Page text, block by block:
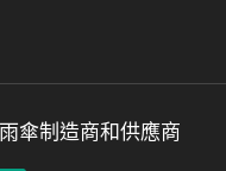
傘制造商和供應商